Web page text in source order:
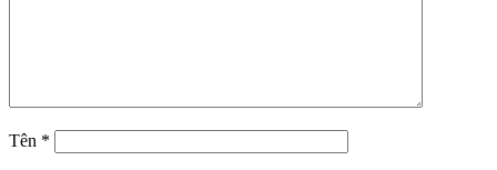
Tên *